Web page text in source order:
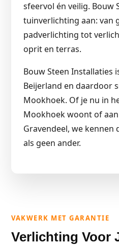
sfeervol én veilig. Bouw
tuinverlichting aan: van
padverlichting tot
oprit en terras.
Bouw Steen Installaties
Beijerland en daardoor
Mookhoek. Of je nu in
Mookhoek woont of
Gravendeel, we kennen
als geen ander.
VAKWERK MET GARANTIE
Verlichting Voor